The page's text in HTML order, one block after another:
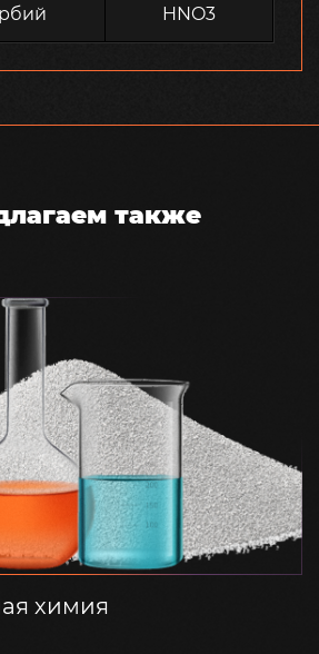
HNO3
также
химия